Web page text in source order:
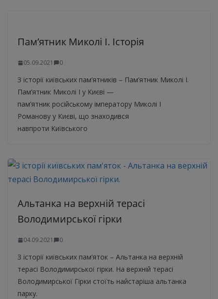
Пам’ятник Миколі I. Історія
05.09.2021 0
З історії київських пам’ятників – Пам’ятник Миколі I.
Пам’ятник Миколі І у Києві —
пам’ятник російському імператору Миколі І
Романову у Києві, що знаходився
навпроти Київського
Альтанка на верхній терасі
Володимирської гірки
04.09.2021 0
З історії київських пам’яток – Альтанка на верхній
терасі Володимирської гірки. На верхній терасі
Володимирської Гірки стоїть найстаріша альтанка
парку.